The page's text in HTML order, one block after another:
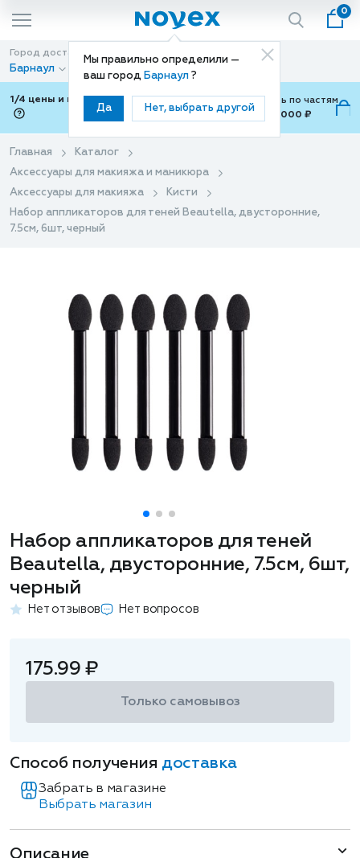
Мы правильно определили —
ваш город Барнаул ?
Да Нет, выбрать другой
0
Город доставки
Барнаул
Способ доставки
Доставка
1/4 цены и покупки ваши с Подели
Можно оплатить по частям
от 700 ₽ до 15,000 ₽
Главная
Каталог
Аксессуары для макияжа и маникюра
Аксессуары для макияжа
Кисти
Набор аппликаторов для теней Beautella, двусторонние,
7.5см, 6шт, черный
Набор аппликаторов для теней
Beautella, двусторонние, 7.5см, 6шт,
черный
Нет отзывов Нет вопросов
175.99 ₽
Только самовывоз
Способ получения доставка
Забрать в магазине
Выбрать магазин
Описание